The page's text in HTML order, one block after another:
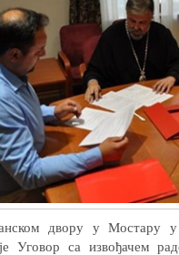
двору у Мостару у
Уговор са извођачем